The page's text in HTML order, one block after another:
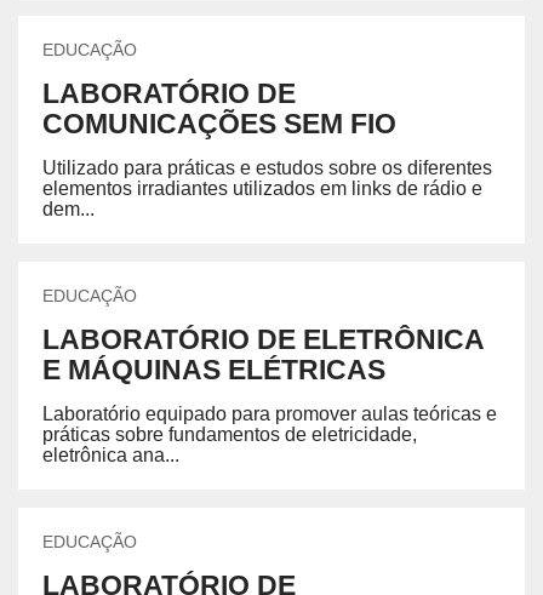
EDUCAÇÃO
LABORATÓRIO DE
COMUNICAÇÕES SEM FIO
Utilizado para práticas e estudos sobre os diferentes
elementos irradiantes utilizados em links de rádio e
dem...
EDUCAÇÃO
LABORATÓRIO DE ELETRÔNICA
E MÁQUINAS ELÉTRICAS
Laboratório equipado para promover aulas teóricas e
práticas sobre fundamentos de eletricidade,
eletrônica ana...
EDUCAÇÃO
LABORATÓRIO DE